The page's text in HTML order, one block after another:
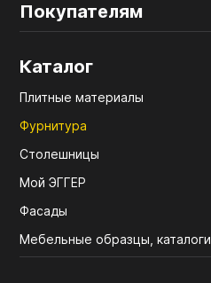
Покупателям
Каталог
Плитные материалы
Фурнитура
Столешницы
Мой ЭГГЕР
Фасады
Мебельные образцы, каталоги